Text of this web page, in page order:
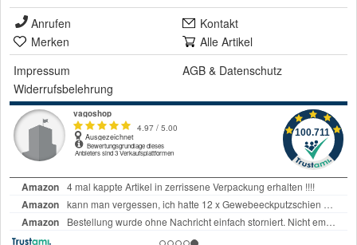
Anrufen
Kontakt
Merken
Alle Artikel
Impressum
AGB & Datenschutz
Widerrufsbelehrung